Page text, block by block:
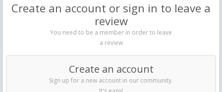
Create an account or sign in to leave a
review
You need to be a member in order to leave
a review
Create an account
Sign up for a new account in our community.